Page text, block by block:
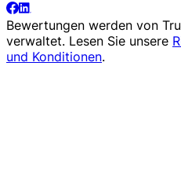
Bewertungen werden von
verwaltet. Lesen Sie unsere
und Konditionen.